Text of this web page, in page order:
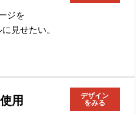
ジを
見せたい。
用
デザイン
をみる